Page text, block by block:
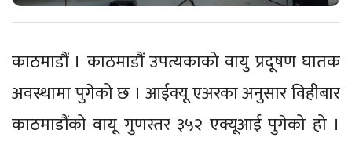
काठमाडौं । काठमाडौं उपत्यकाको वायु प्रदूषण घातक
अवस्थामा पुगेको छ । आईक्यू एअरका अनुसार विहीबार
काठमाडौंको वायू गुणस्तर ३५२ एक्यूआई पुगेको हो ।